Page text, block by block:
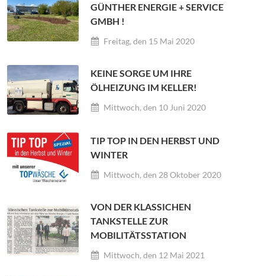
GÜNTHER ENERGIE + SERVICE
GMBH !
Freitag, den 15 Mai 2020
KEINE SORGE UM IHRE
ÖLHEIZUNG IM KELLER!
Mittwoch, den 10 Juni 2020
TIP TOP IN DEN HERBST UND
WINTER
Mittwoch, den 28 Oktober 2020
VON DER KLASSICHEN
TANKSTELLE ZUR
MOBILITÄTSSTATION
Mittwoch, den 12 Mai 2021